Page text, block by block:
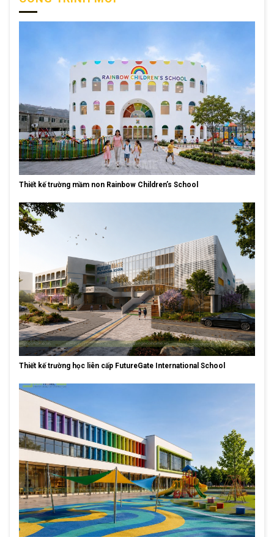
Thiết kế trường mầm non Rainbow Children’s School
Thiết kế trường học liên cấp FutureGate International School